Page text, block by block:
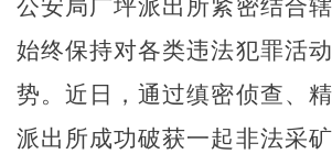
公安局广坪派出所紧密结合
始终保持对各类违法犯罪活
势。近日，通过缜密侦查、
派出所成功破获一起非法采